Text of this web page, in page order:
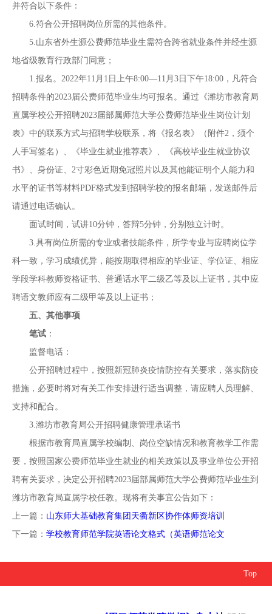
并符合以下条件：
6.符合公开招聘岗位所需的其他条件。
5.山东省外生源公费师范毕业生需符合跨省就业条件并经生源
地省级教育行政部门同意；
1.报名。2022年11月1日上午8:00—11月3日下午18:00，凡符合
招聘条件的2023届公费师范毕业生均可报名。通过《潍坊市教育局
直属学校公开招聘2023届部属师范大学公费师范毕业生岗位计划
表》中的联系方式与招聘学校联系，将《报名表》（附件2，须个
人手写签名）、《毕业生就业推荐表》、《高校毕业生就业协议
书》、身份证、2寸彩色近期免冠照片以及其他能证明个人能力和
水平的证书等材料PDF格式发到招聘学校的报名邮箱，发送邮件后
请通过电话确认。
面试时间，试讲10分钟，答辩5分钟，分别独立计时。
3.具有岗位所需的专业或者技能条件，所学专业与应聘岗位学
科一致，学习成绩优异，能按期取得相应的毕业证、学位证、相应
学段学科教师资格证书、普通话水平二级乙等及以上证书，其中应
聘语文教师应有二级甲等及以上证书；
五、其他事项
笔试 ：
监督电话：
公开招聘过程中，按照新冠肺炎疫情防控有关要求，落实防疫
措施，必要时将对有关工作安排进行适当调整，请应聘人员理解、
支持和配合。
3.潍坊市教育局公开招聘健康管理承诺书
根据市教育局直属学校编制、岗位空缺情况和教育教学工作需
要，按照国家公费师范毕业生就业的相关政策以及事业单位公开招
聘有关要求，决定公开招聘2023届部属师范大学公费师范毕业生到
潍坊市教育局直属学校任教。现将有关事宜公告如下：
上一篇： 山东师大基础教育集团天衢新区协作体师资培训
下一篇： 学校教育师范学院英语论文格式（英语师范论文
Top